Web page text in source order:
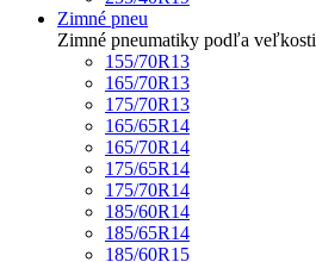
Zimné pneu
Zimné pneumatiky podľa veľkosti
155/70R13
165/70R13
175/70R13
165/65R14
165/70R14
175/65R14
175/70R14
185/60R14
185/65R14
185/60R15